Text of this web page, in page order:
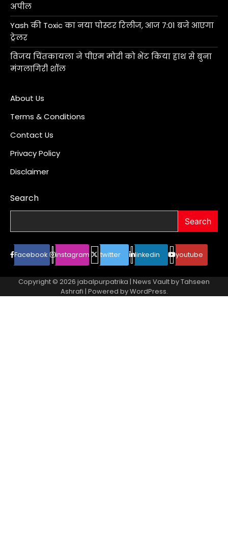
अपील
Yash की Toxic का नया पोस्टर रिलीज, आज 7:01 बजे आएगा
ट्रेलर
विजय चिंतकायला ने पीएम मोदी को भेंट किया हाथ से बुना
मंगलागिरी शॉल
About Us
Terms & Conditions
Contact Us
Privacy Policy
Disclaimer
Search
Search
Facebook instagram twitter linkedin youtube
Copyright © 2026 jabalpurpatrika | News Vault byTahseen
Ashrafi | Powered byWordPress.